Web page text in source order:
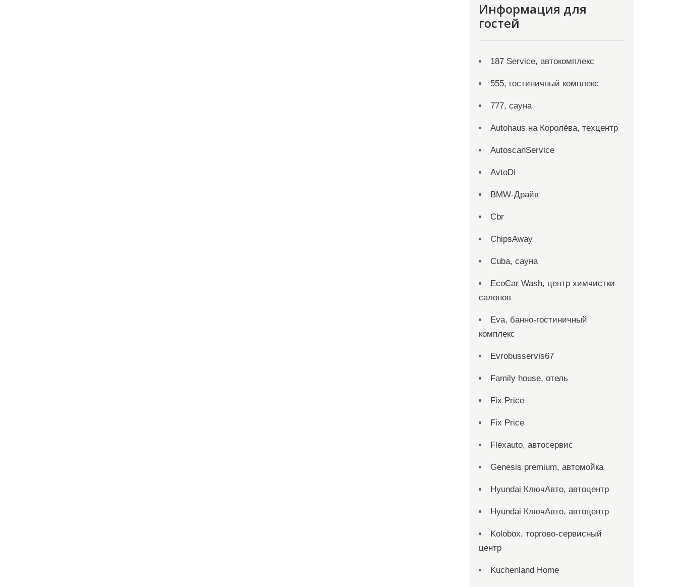
Информация для
гостей
187 Service, автокомплекс
555, гостиничный комплекс
777, сауна
Autohaus на Королёва, техцентр
AutoscanService
AvtoDi
BMW-Драйв
Cbr
ChipsAway
Cuba, сауна
EcoCar Wash, центр химчистки
салонов
Eva, банно-гостиничный
комплекс
Evrobusservis67
Family house, отель
Fix Price
Fix Price
Flexauto, автосервис
Genesis premium, автомойка
Hyundai КлючАвто, автоцентр
Hyundai КлючАвто, автоцентр
Kolobox, торгово-сервисный
центр
Kuchenland Home